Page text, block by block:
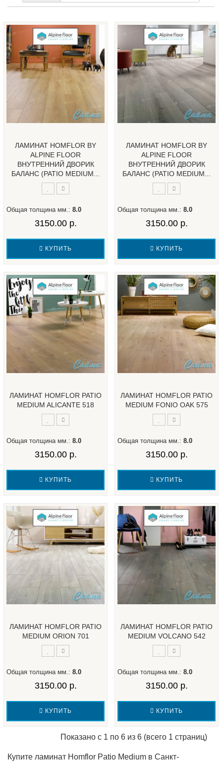
ЛАМИНАТ HOMFLOR BY
ALPINE FLOOR
ВНУТРЕННИЙ ДВОРИК
БАЛАНС (PATIO MEDIUM...
Общая толщина мм.: 8.0
3150.00 р.
КУПИТЬ
ЛАМИНАТ HOMFLOR BY
ALPINE FLOOR
ВНУТРЕННИЙ ДВОРИК
БАЛАНС (PATIO MEDIUM...
Общая толщина мм.: 8.0
3150.00 р.
КУПИТЬ
ЛАМИНАТ HOMFLOR PATIO
MEDIUM ALICANTE 518
Общая толщина мм.: 8.0
3150.00 р.
КУПИТЬ
ЛАМИНАТ HOMFLOR PATIO
MEDIUM FONIO OAK 575
Общая толщина мм.: 8.0
3150.00 р.
КУПИТЬ
ЛАМИНАТ HOMFLOR PATIO
MEDIUM ORION 701
Общая толщина мм.: 8.0
3150.00 р.
КУПИТЬ
ЛАМИНАТ HOMFLOR PATIO
MEDIUM VOLCANO 542
Общая толщина мм.: 8.0
3150.00 р.
КУПИТЬ
Показано с 1 по 6 из 6 (всего 1 страниц)
Купите ламинат Homflor Patio Medium в Санкт-